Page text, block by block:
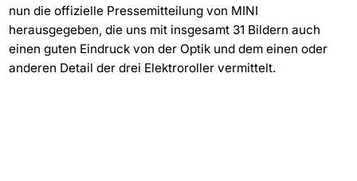
nun die offizielle Pressemitteilung von MINI
herausgegeben, die uns mit insgesamt 31 Bildern auch
einen guten Eindruck von der Optik und dem einen oder
anderen Detail der drei Elektroroller vermittelt.